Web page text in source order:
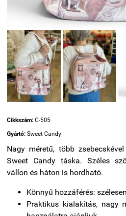
Cikkszám: C-505
Gyártó: Sweet Candy
Nagy méretű, több
Sweet Candy táska. Széles
vállon és háton is hordható.
Könnyű hozzáférés:
Praktikus kialakítás, nagy